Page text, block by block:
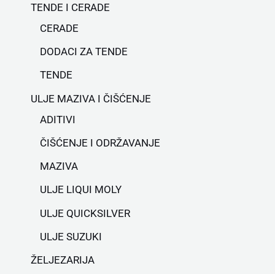
TENDE I CERADE
CERADE
DODACI ZA TENDE
TENDE
ULJE MAZIVA I ČIŠĆENJE
ADITIVI
ČIŠĆENJE I ODRŽAVANJE
MAZIVA
ULJE LIQUI MOLY
ULJE QUICKSILVER
ULJE SUZUKI
ŽELJEZARIJA